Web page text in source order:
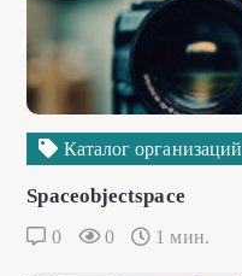
Каталог организаций
Spaceobjectspace
0 0 1 мин.